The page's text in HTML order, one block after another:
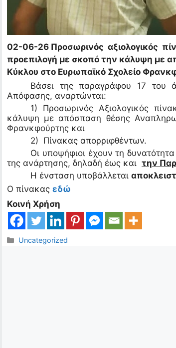
02-06-26 Προσωρινός αξιολογικός
προεπιλογή με σκοπό την κάλυψη με
Κύκλου στο Ευρωπαϊκό Σχολείο
Βάσει της παραγράφου 17 του
Απόφασης, αναρτώνται:
1) Προσωρινός Αξιολογικός
κάλυψη με απόσπαση θέσης
Φρανκφούρτης και
2) Πίνακας απορριφθέντων.
Οι υποψήφιοι έχουν τη
της ανάρτησης, δηλαδή έως και την
Η ένσταση υποβάλλεται
Ο πίνακας εδώ
Κοινή Χρήση
Κατηγορίες
Uncategorized